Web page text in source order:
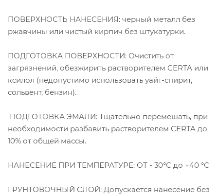
ПОВЕРХНОСТЬ НАНЕСЕНИЯ: черный металл без
ржавчины или чистый кирпич без штукатурки.
ПОДГОТОВКА ПОВЕРХНОСТИ: Очистить от
загрязнений, обезжирить растворителем CERTA или
ксилол (недопустимо использовать уайт-спирит,
сольвент, бензин).
ПОДГОТОВКА ЭМАЛИ: Тщательно перемешать, при
необходимости разбавить растворителем CERTA до
10% от общей массы.
НАНЕСЕНИЕ ПРИ ТЕМПЕРАТУРЕ: ОТ - 30°С до +40 °С
ГРУНТОВОЧНЫЙ СЛОЙ: Допускается нанесение без